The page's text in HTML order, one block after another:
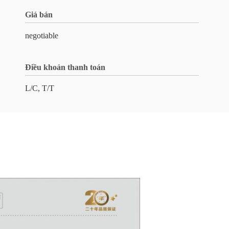
Giá bán
negotiable
Điều khoản thanh toán
L/C, T/T